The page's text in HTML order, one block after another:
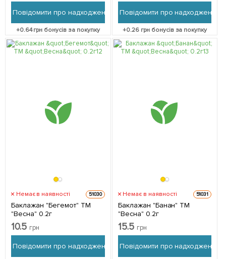
Повідомити про надходження
+0.64грн бонусів за покупку
Повідомити про надходження
+0.26грн бонусів за покупку
Немає в наявності 51030
Баклажан "Бегемот" ТМ
"Весна" 0.2г
10.5 грн
Повідомити про надходження
Немає в наявності 51031
Баклажан "Банан" ТМ
"Весна" 0.2г
15.5 грн
Повідомити про надходження